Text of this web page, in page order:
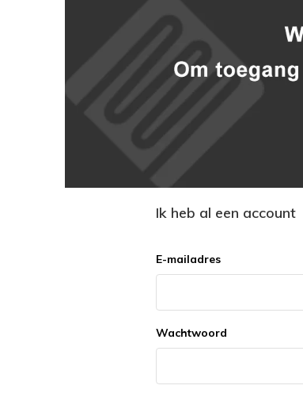
Ik heb al een account
E-mailadres
Wachtwoord